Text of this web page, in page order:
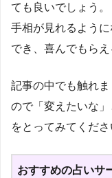
ても良いでしょう。
手相が見れるよう
でき、喜んでもらえ
記事の中でも触れ
ので「変えたいな
をとってみてくださ
おすすめの占いサ